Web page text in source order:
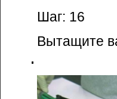
Шаг: 16
Вытащите